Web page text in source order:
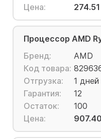
Цена:
Процессор AMD
Бренд:
AMD
Код товара:
Отгрузка:
1 дней
Гарантия:
12
Остаток:
100
Цена: